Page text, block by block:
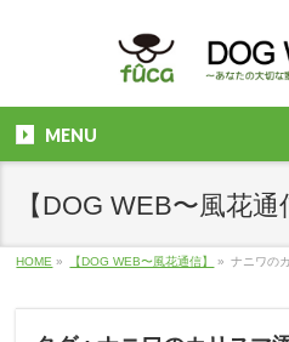
MENU
【DOG WEB〜風花通
HOME » 【DOG WEB〜風花通信】 » ナニワの